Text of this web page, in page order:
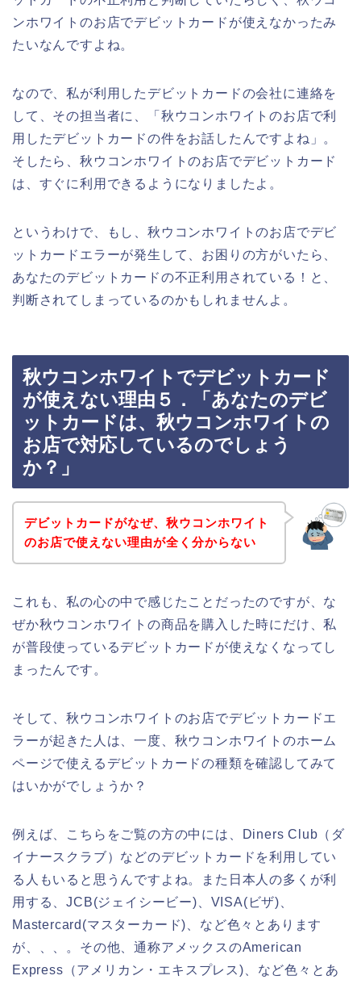
ンホワイトのお店でデビットカードが使えなかったみ
たいなんですよね。
なので、私が利用したデビットカードの会社に連絡を
して、その担当者に、「秋ウコンホワイトのお店で利
用したデビットカードの件をお話したんですよね」。
そしたら、秋ウコンホワイトのお店でデビットカード
は、すぐに利用できるようになりましたよ。
というわけで、もし、秋ウコンホワイトのお店でデビ
ットカードエラーが発生して、お困りの方がいたら、
あなたのデビットカードの不正利用されている！と、
判断されてしまっているのかもしれませんよ。
秋ウコンホワイトでデビットカード
が使えない理由５．「あなたのデビ
ットカードは、秋ウコンホワイトの
お店で対応しているのでしょう
か？」
デビットカードがなぜ、秋ウコンホワイト
のお店で使えない理由が全く分からない
これも、私の心の中で感じたことだったのですが、な
ぜか秋ウコンホワイトの商品を購入した時にだけ、私
が普段使っているデビットカードが使えなくなってし
まったんです。
そして、秋ウコンホワイトのお店でデビットカードエ
ラーが起きた人は、一度、秋ウコンホワイトのホーム
ページで使えるデビットカードの種類を確認してみて
はいかがでしょうか？
例えば、こちらをご覧の方の中には、Diners Club（ダ
イナースクラブ）などのデビットカードを利用してい
る人もいると思うんですよね。また日本人の多くが利
用する、JCB(ジェイシービー)、VISA(ビザ)、
Mastercard(マスターカード)、など色々とあります
が、、、。その他、通称アメックスのAmerican
Express（アメリカン・エキスプレス)、など色々とあ